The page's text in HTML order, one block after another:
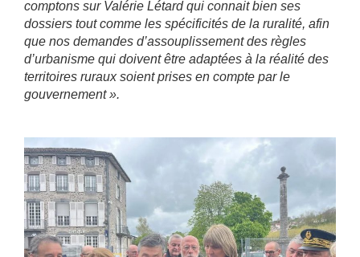
comptons sur Valérie Létard qui connait bien ses
dossiers tout comme les spécificités de la ruralité, afin
que nos demandes d’assouplissement des règles
d’urbanisme qui doivent être adaptées à la réalité des
territoires ruraux soient prises en compte par le
gouvernement ».